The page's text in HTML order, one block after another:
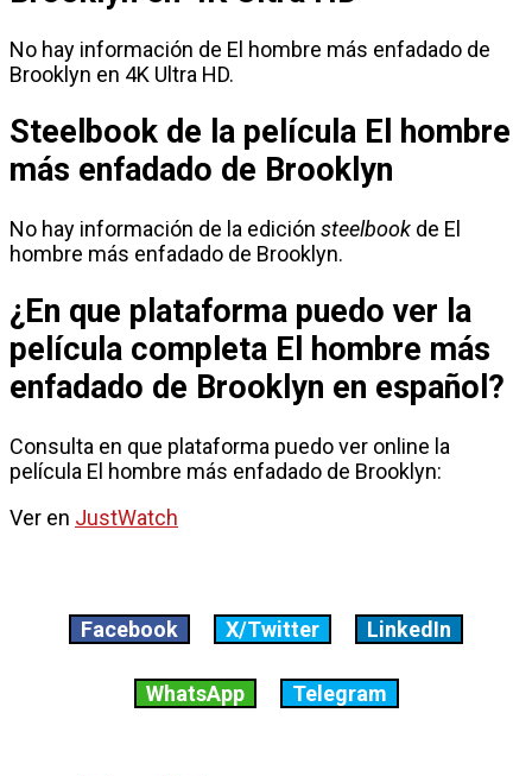
No hay información de El hombre más enfadado de
Brooklyn en 4K Ultra HD.
Steelbook de la película El hombre
más enfadado de Brooklyn
No hay información de la edición steelbook de El
hombre más enfadado de Brooklyn.
¿En que plataforma puedo ver la
película completa El hombre más
enfadado de Brooklyn en español?
Consulta en que plataforma puedo ver online la
película El hombre más enfadado de Brooklyn:
Ver en JustWatch
Facebook X/Twitter LinkedIn
WhatsApp Telegram